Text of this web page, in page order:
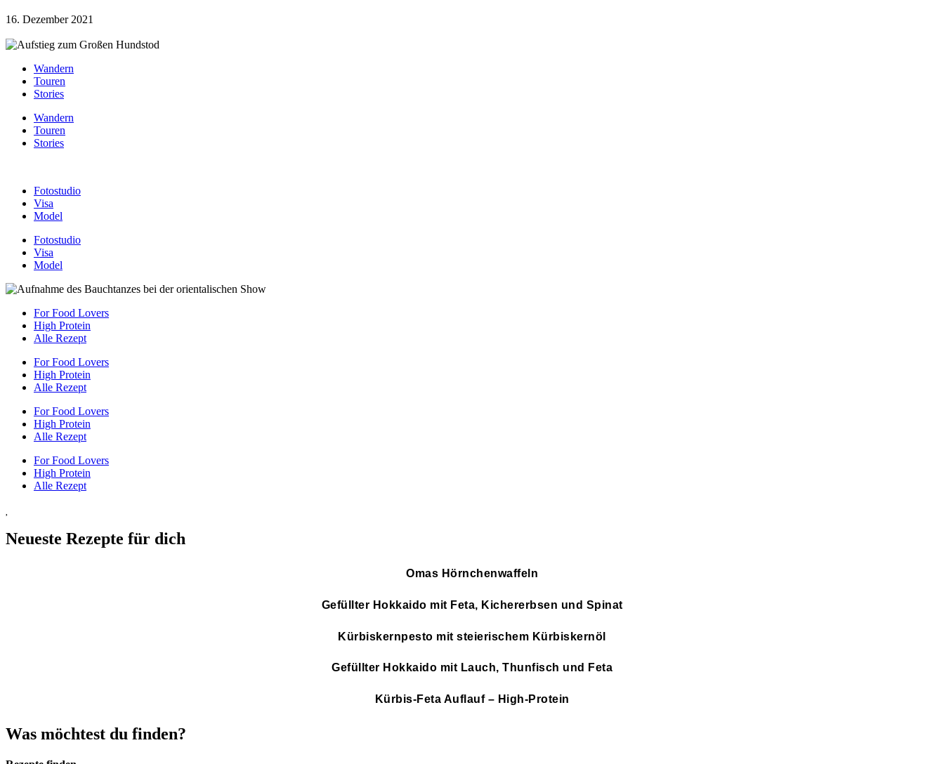
16. Dezember 2021
Wandern
Touren
Stories
Wandern
Touren
Stories
Fotostudio
Visa
Model
Fotostudio
Visa
Model
For Food Lovers
High Protein
Alle Rezept
For Food Lovers
High Protein
Alle Rezept
For Food Lovers
High Protein
Alle Rezept
For Food Lovers
High Protein
Alle Rezept
Neueste Rezepte für dich
Omas Hörnchenwaffeln
Gefüllter Hokkaido mit Feta, Kichererbsen und Spinat
Kürbiskernpesto mit steierischem Kürbiskernöl
Gefüllter Hokkaido mit Lauch, Thunfisch und Feta
Kürbis-Feta Auflauf – High-Protein
Was möchtest du finden?